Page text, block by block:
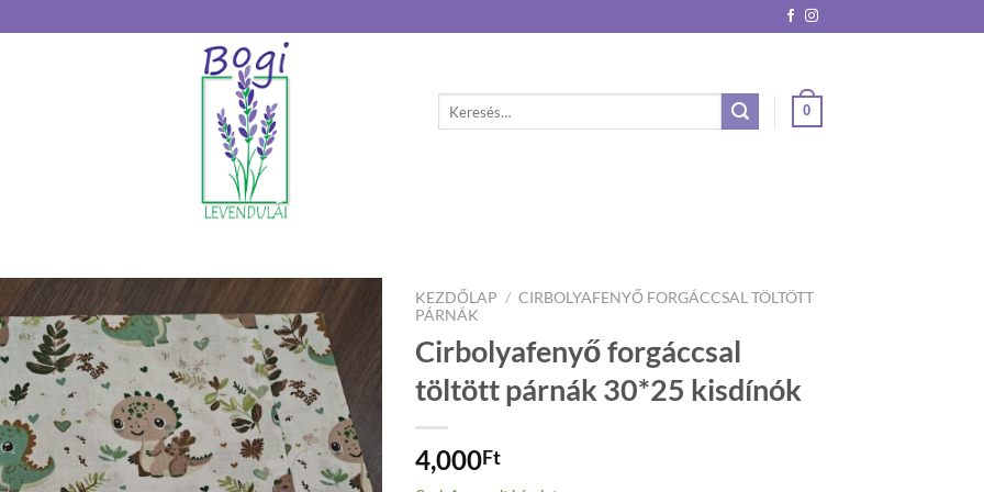
0
KEZDŐLAP / CIRBOLYAFENYŐ FORGÁCCSAL TÖLTÖTT
PÁRNÁK
Cirbolyafenyő forgáccsal
töltött párnák 30*25 kisdínók
4,000Ft